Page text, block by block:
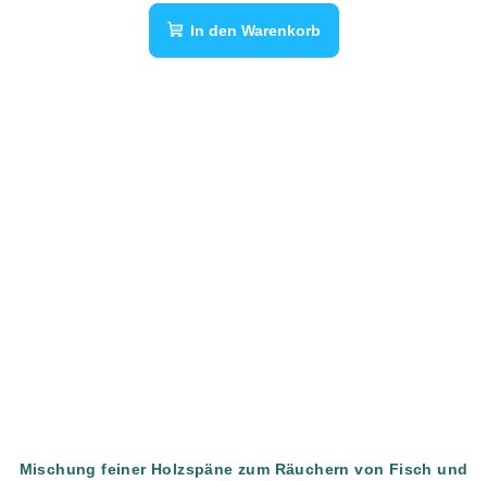
In den Warenkorb
Mischung feiner Holzspäne zum Räuchern von Fisch und